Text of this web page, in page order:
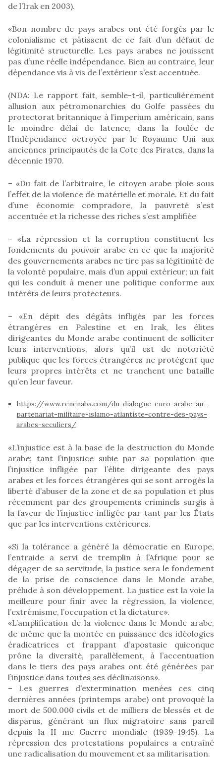
de l’Irak en 2003).
«Bon nombre de pays arabes ont été forgés par le
colonialisme et pâtissent de ce fait d’un défaut de
légitimité structurelle. Les pays arabes ne jouissent
pas d’une réelle indépendance. Bien au contraire, leur
dépendance vis à vis de l’extérieur s’est accentuée.
(NDA: Le rapport fait, semble-t-il, particulièrement
allusion aux pétromonarchies du Golfe passées du
protectorat britannique à l’imperium américain, sans
le moindre délai de latence, dans la foulée de
l’Indépendance octroyée par le Royaume Uni aux
anciennes principautés de la Cote des Pirates, dans la
décennie 1970.
– «Du fait de l’arbitraire, le citoyen arabe ploie sous
l’effet de la violence de matérielle et morale. Et du fait
d’une économie compradore, la pauvreté s’est
accentuée et la richesse des riches s’est amplifiée
– «La répression et la corruption constituent les
fondements du pouvoir arabe en ce que la majorité
des gouvernements arabes ne tire pas sa légitimité de
la volonté populaire, mais d’un appui extérieur; un fait
qui les conduit à mener une politique conforme aux
intérêts de leurs protecteurs.
– «En dépit des dégâts infligés par les forces
étrangères en Palestine et en Irak, les élites
dirigeantes du Monde arabe continuent de solliciter
leurs interventions, alors qu’il est de notoriété
publique que les forces étrangères ne protègent que
leurs propres intérêts et ne tranchent une bataille
qu’en leur faveur.
https://www.renenaba.com/du-dialogue-euro-arabe-au-
partenariat-militaire-islamo-atlantiste-contre-des-pays-
arabes-seculiers/
«L’injustice est à la base de la destruction du Monde
arabe; tant l’injustice subie par sa population que
l’injustice infligée par l’élite dirigeante des pays
arabes et les forces étrangères qui se sont arrogés la
liberté d’abuser de la zone et de sa population et plus
récemment par des groupements criminels surgis à
la faveur de l’injustice infligée par tant par les États
que par les interventions extérieures.
«Si la tolérance a généré la démocratie en Europe,
l’entraide a servi de tremplin à l’Afrique pour se
dégager de sa servitude, la justice sera le fondement
de la prise de conscience dans le Monde arabe,
prélude à son développement. La justice est la voie la
meilleure pour finir avec la régression, la violence,
l’extrémisme, l’occupation et la dictature».
«L’amplification de la violence dans le Monde arabe,
de même que la montée en puissance des idéologies
éradicatrices et frappant d’apostasie quiconque
prône la diversité, parallèlement, à l’accentuation
dans le tiers des pays arabes ont été générées par
l’injustice dans toutes ses déclinaisons».
– Les guerres d’extermination menées ces cinq
dernières années (printemps arabe) ont provoqué la
mort de 500.000 civils et de milliers de blessés et de
disparus, générant un flux migratoire sans pareil
depuis la II me Guerre mondiale (1939-1945). La
répression des protestations populaires a entraîné
une radicalisation du mouvement et sa militarisation.